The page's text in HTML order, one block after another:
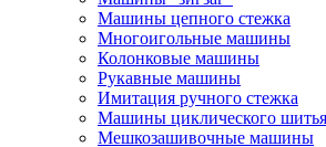
Машины цепного стежка
Многоигольные машины
Колонковые машины
Рукавные машины
Имитация ручного стежка
Машины циклического шитья
Мешкозашивочные машины